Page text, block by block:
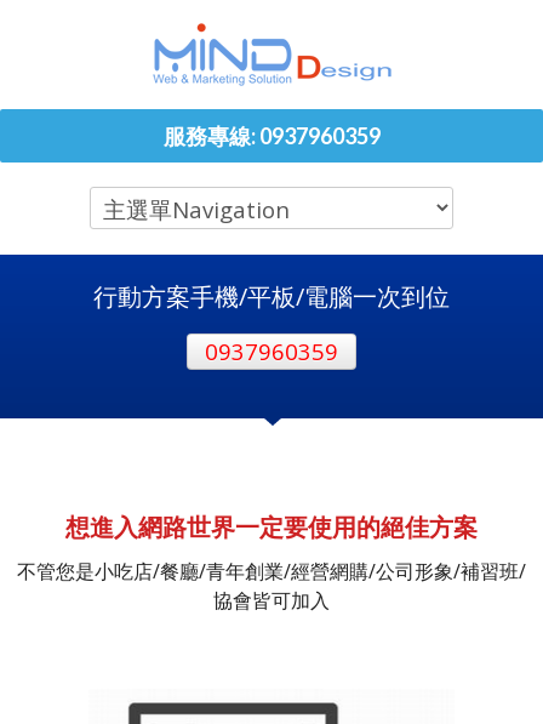
服務專線: 0937960359
行動方案手機/平板/電腦一次到位
0937960359
想進入網路世界一定要使用的絕佳方案
不管您是小吃店/餐廳/青年創業/經營網購/公司形象/補習班/
協會皆可加入